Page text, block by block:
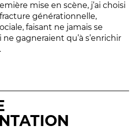
mise en scène, j’ai choisi
générationnelle,
faisant ne jamais se
gagneraient qu’à s’enrichir